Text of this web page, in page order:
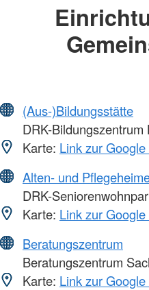
(Aus-)Bildungsstätte
DRK-Bildungszentrum
Karte: Link zur
Alten- und
DRK-
Karte: Link zur
Beratungszentrum
Beratungszentrum
Karte: Link zur